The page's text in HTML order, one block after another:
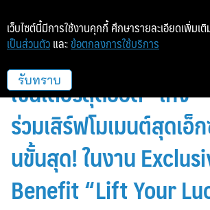
เลเซอร์ เอ็นจิเนีย ชวนสอ
เซนเตอร์สุดฮอต “เก่ง
ร่วมเสิร์ฟโมเมนต์สุดเ
นขั้นสุด! ในงาน
Benefit “Lift Your
เว็บไซต์นี้มีการใช้งานคุกกี้ ศึกษารายละเอียดเพิ่มเติ
เป็นส่วนตัว และ ข้อตกลงการใช้บริการ
รับทราบ